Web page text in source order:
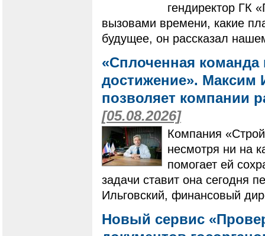
гендиректор ГК
вызовами времени, какие
будущее, он рассказал
«Сплоченная
достижение». Максим
позволяет компании
[05.08.2026]
Компания
несмотря ни на
помогает ей
задачи ставит она сегодня
Ильговский, финансовый
Новый сервис